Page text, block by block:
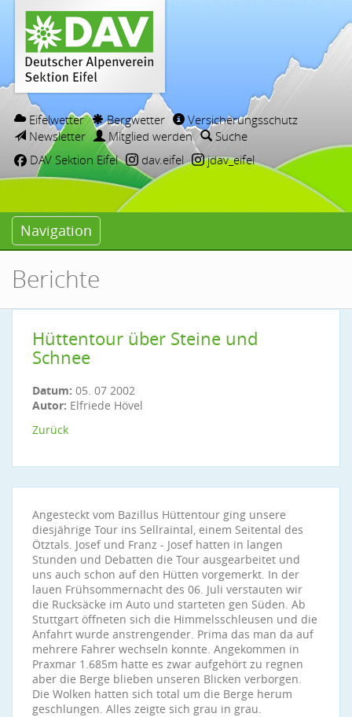
Eifelwetter Bergwetter
Versicherungsschutz
Newsletter
Mitglied werden
Suche
DAV Sektion Eifel
dav.eifel jdav_eifel
Navigation
Berichte
Hüttentour über Steine und
Schnee
Datum: 05. 07 2002
Autor: Elfriede Hövel
Zurück
Angesteckt vom Bazillus Hüttentour ging unsere
diesjährige Tour ins Sellraintal, einem Seitental des
Ötztals. Josef und Franz - Josef hatten in langen
Stunden und Debatten die Tour ausgearbeitet und
uns auch schon auf den Hütten vorgemerkt. In der
lauen Frühsommernacht des 06. Juli verstauten wir
die Rucksäcke im Auto und starteten gen Süden. Ab
Stuttgart öffneten sich die Himmelsschleusen und die
Anfahrt wurde anstrengender. Prima das man da auf
mehrere Fahrer wechseln konnte. Angekommen in
Praxmar 1.685m hatte es zwar aufgehört zu regnen
aber die Berge blieben unseren Blicken verborgen.
Die Wolken hatten sich total um die Berge herum
geschlungen. Alles zeigte sich grau in grau.